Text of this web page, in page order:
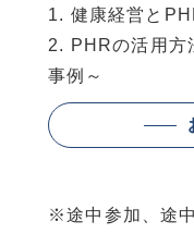
1. 健康経営と
2. PHRの活用方
事例～
※途中参加、途